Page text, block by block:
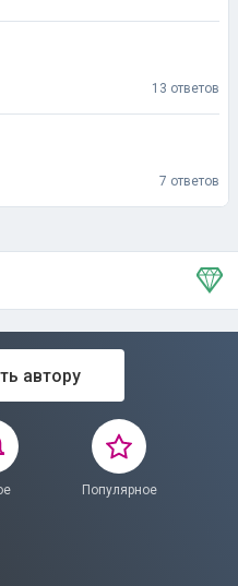
13 ответов
7 ответов
автору
Популярное